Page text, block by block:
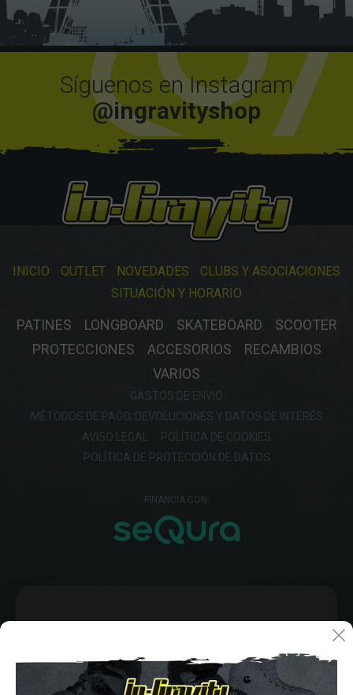
Síguenos en Instagram
@ingravityshop
INICIO OUTLET NOVEDADES
CLUBS Y ASOCIACIONES
SITUACIÓN Y HORARIO
PATINES LONGBOARD SKATEBOARD
SCOOTER
PROTECCIONES
ACCESORIOS
RECAMBIOS
VARIOS
GASTOS DE ENVIO
MÉTODOS DE PAGO, DEVOLUCIONES Y DATOS DE INTERÉS
AVISO LEGAL
POLÍTICA DE COOKIES
POLÍTICA DE PROTECCIÓN DE DATOS
FINANCIA CON: